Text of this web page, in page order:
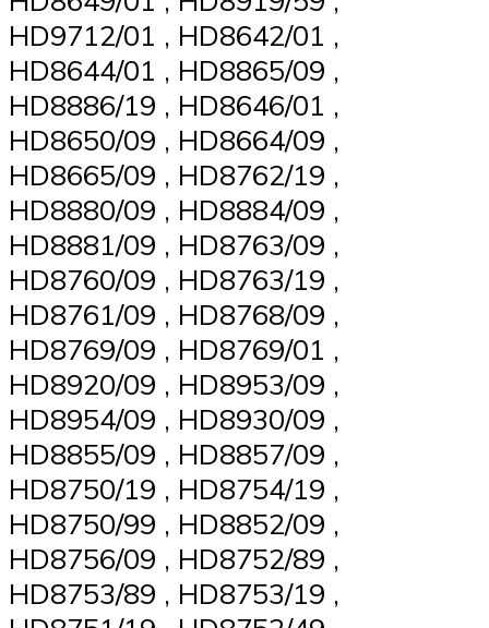
HD9712/01 , HD8642/01 ,
HD8644/01 , HD8865/09 ,
HD8886/19 , HD8646/01 ,
HD8650/09 , HD8664/09 ,
HD8665/09 , HD8762/19 ,
HD8880/09 , HD8884/09 ,
HD8881/09 , HD8763/09 ,
HD8760/09 , HD8763/19 ,
HD8761/09 , HD8768/09 ,
HD8769/09 , HD8769/01 ,
HD8920/09 , HD8953/09 ,
HD8954/09 , HD8930/09 ,
HD8855/09 , HD8857/09 ,
HD8750/19 , HD8754/19 ,
HD8750/99 , HD8852/09 ,
HD8756/09 , HD8752/89 ,
HD8753/89 , HD8753/19 ,